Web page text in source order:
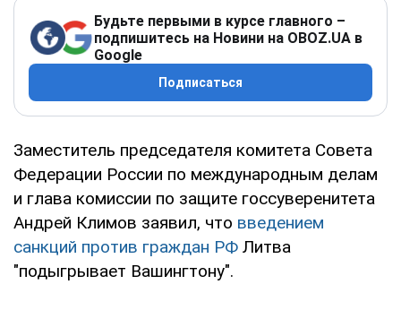
Будьте первыми в курсе главного –
подпишитесь на Новини на OBOZ.UA в
Google
Подписаться
Заместитель председателя комитета Совета
Федерации России по международным делам
и глава комиссии по защите госсуверенитета
Андрей Климов заявил, что введением
санкций против граждан РФ Литва
"подыгрывает Вашингтону".